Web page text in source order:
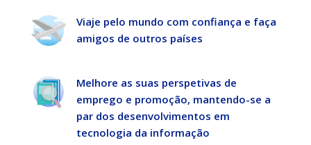
Viaje pelo mundo com confiança e faça
amigos de outros países
Melhore as suas perspetivas de
emprego e promoção, mantendo-se a
par dos desenvolvimentos em
tecnologia da informação